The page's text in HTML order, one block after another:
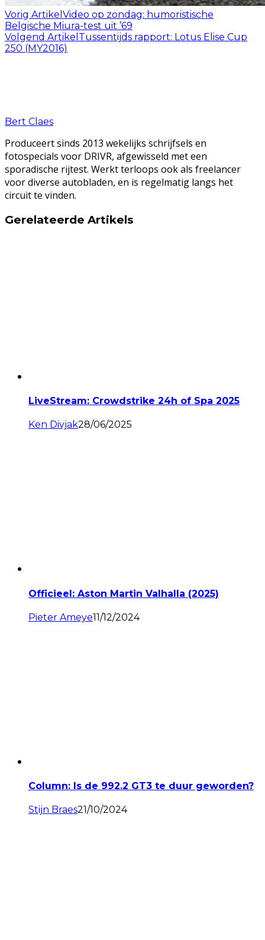
Vorig Artikel Video op zondag: humoristische
Belgische Miura-test uit ’69
Volgend Artikel Tussentijds rapport: Lotus Elise Cup
250 (MY2016)
Bert Claes
Produceert sinds 2013 wekelijks schrijfsels en
fotospecials voor DRIVR, afgewisseld met een
sporadische rijtest. Werkt terloops ook als freelancer
voor diverse autobladen, en is regelmatig langs het
circuit te vinden.
Gerelateerde Artikels
LiveStream: Crowdstrike 24h of Spa 2025
Ken Divjak28/06/2025
Officieel: Aston Martin Valhalla (2025)
Pieter Ameye11/12/2024
Column: Is de 992.2 GT3 te duur geworden?
Stijn Braes21/10/2024